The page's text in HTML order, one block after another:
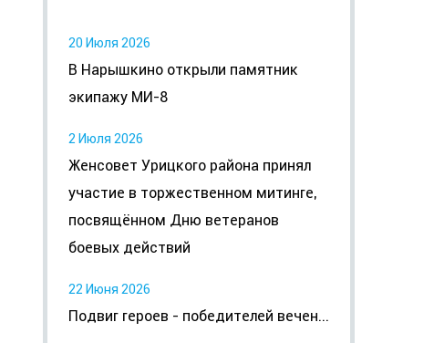
20 Июля 2026
В Нарышкино открыли памятник
экипажу МИ-8
2 Июля 2026
Женсовет Урицкого района принял
участие в торжественном митинге,
посвящённом Дню ветеранов
боевых действий
22 Июня 2026
Подвиг героев - победителей вечен...